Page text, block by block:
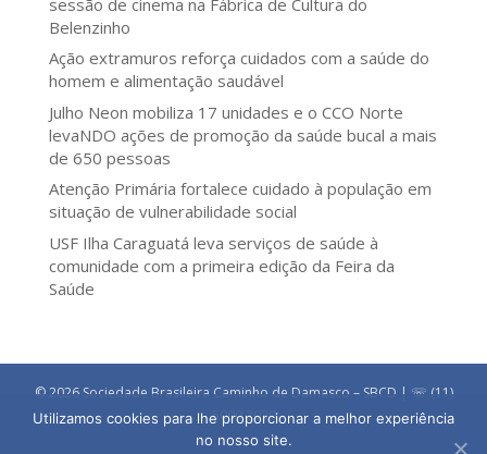
Belenzinho
Ação extramuros reforça cuidados com a saúde do
homem e alimentação saudável
Julho Neon mobiliza 17 unidades e o CCO Norte
levaNDO ações de promoção da saúde bucal a mais
de 650 pessoas
Atenção Primária fortalece cuidado à população em
situação de vulnerabilidade social
USF Ilha Caraguatá leva serviços de saúde à
comunidade com a primeira edição da Feira da
Saúde
© 2026 Sociedade Brasileira Caminho de Damasco – SBCD | ☏ (11)
5090 3030
Utilizamos cookies para lhe proporcionar a melhor experiência
no nosso site.